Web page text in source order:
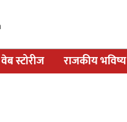
वेब स्टोरीज राजकीय भविष्य